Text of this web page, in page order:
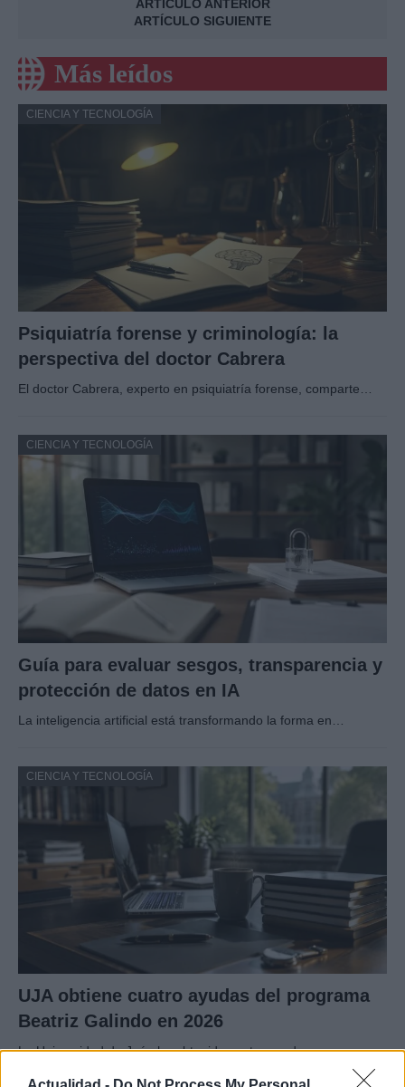
ARTÍCULO ANTERIOR
ARTÍCULO SIGUIENTE
Más leídos
CIENCIA Y TECNOLOGÍA
Psiquiatría forense y criminología: la
perspectiva del doctor Cabrera
El doctor Cabrera, experto en psiquiatría forense, comparte…
CIENCIA Y TECNOLOGÍA
Guía para evaluar sesgos, transparencia y
protección de datos en IA
La inteligencia artificial está transformando la forma en…
CIENCIA Y TECNOLOGÍA
UJA obtiene cuatro ayudas del programa
Beatriz Galindo en 2026
La Universidad de Jaén ha obtenido cuatro ayudas…